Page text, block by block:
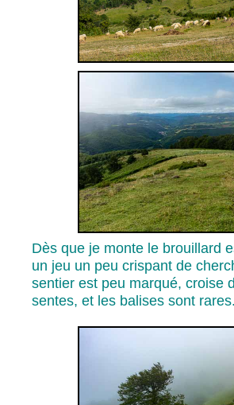
Dès que je monte le brouillard
un jeu un peu crispant de
sentier est peu marqué, croise
sentes, et les balises sont rares.